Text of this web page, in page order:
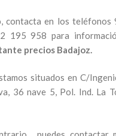
contacta en los teléfonos
195 958 para
precios Badajoz.
situados en C/
36 nave 5, Pol. Ind. La